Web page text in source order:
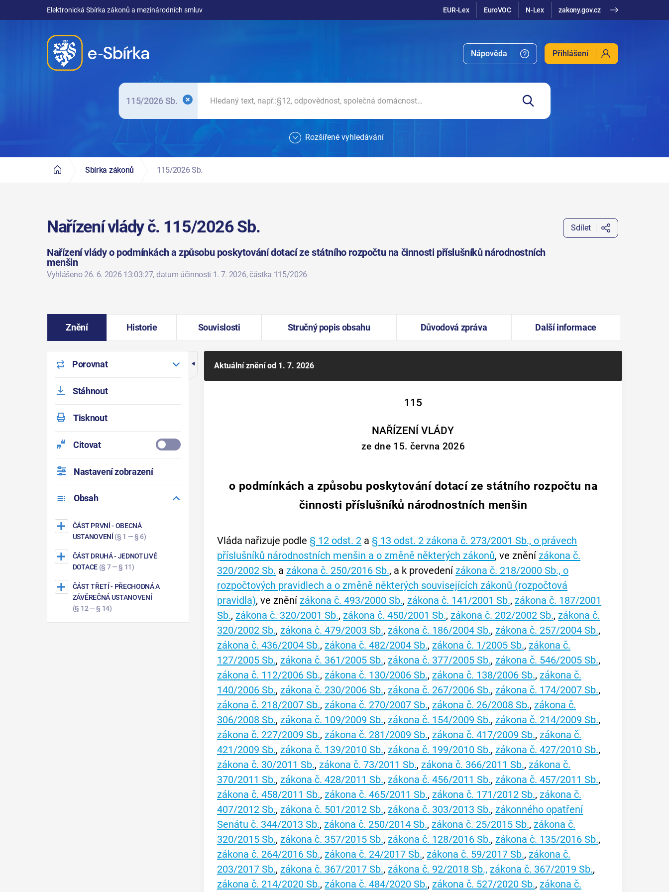
Elektronická Sbírka zákonů a mezinárodních smluv EUR-Lex EuroVOC N-Lex zakony.gov.cz
Nápověda Přihlášení
115/2026 Sb.
Rozšířené vyhledávání
Sbírka zákonů 115/2026 Sb.
Nařízení vlády č. 115/2026 Sb.
Nařízení vlády o podmínkách a způsobu poskytování dotací ze státního rozpočtu na činnosti příslušníků národnostních
menšin
Vyhlášeno 26. 6. 2026 13:03:27, datum účinnosti 1. 7. 2026, částka 115/2026
Sdílet
Znění Historie Souvislosti Stručný popis obsahu Důvodová zpráva Další informace
Porovnat
Stáhnout
Tisknout
Citovat
Nastavení zobrazení
Obsah
ČÁST PRVNÍ- OBECNÁ
USTANOVENÍ (§ 1 — § 6)
ČÁST DRUHÁ- JEDNOTLIVÉ
DOTACE(§ 7 — § 11)
ČÁST TŘETÍ- PŘECHODNÁ A
ZÁVĚREČNÁ USTANOVENÍ
(§ 12 — § 14)
Aktuální zněníod 1. 7. 2026
115
NAŘÍZENÍ VLÁDY
ze dne 15. června 2026
o podmínkách a způsobu poskytování dotací ze státního rozpočtu na
činnosti příslušníků národnostních menšin
Vláda nařizuje podle § 12 odst. 2 a § 13 odst. 2 zákona č. 273/2001 Sb., o právech
příslušníků národnostních menšin a o změně některých zákonů, ve znění zákona č.
320/2002 Sb. a zákona č. 250/2016 Sb., a k provedení zákona č. 218/2000 Sb., o
rozpočtových pravidlech a o změně některých souvisejících zákonů (rozpočtová
pravidla), ve znění zákona č. 493/2000 Sb., zákona č. 141/2001 Sb., zákona č. 187/2001
Sb., zákona č. 320/2001 Sb., zákona č. 450/2001 Sb., zákona č. 202/2002 Sb., zákona č.
320/2002 Sb., zákona č. 479/2003 Sb., zákona č. 186/2004 Sb., zákona č. 257/2004 Sb.,
zákona č. 436/2004 Sb., zákona č. 482/2004 Sb., zákona č. 1/2005 Sb., zákona č.
127/2005 Sb., zákona č. 361/2005 Sb., zákona č. 377/2005 Sb., zákona č. 546/2005 Sb.,
zákona č. 112/2006 Sb., zákona č. 130/2006 Sb., zákona č. 138/2006 Sb., zákona č.
140/2006 Sb., zákona č. 230/2006 Sb., zákona č. 267/2006 Sb., zákona č. 174/2007 Sb.,
zákona č. 218/2007 Sb., zákona č. 270/2007 Sb., zákona č. 26/2008 Sb., zákona č.
306/2008 Sb., zákona č. 109/2009 Sb., zákona č. 154/2009 Sb., zákona č. 214/2009 Sb.,
zákona č. 227/2009 Sb., zákona č. 281/2009 Sb., zákona č. 417/2009 Sb., zákona č.
421/2009 Sb., zákona č. 139/2010 Sb., zákona č. 199/2010 Sb., zákona č. 427/2010 Sb.,
zákona č. 30/2011 Sb., zákona č. 73/2011 Sb., zákona č. 366/2011 Sb., zákona č.
370/2011 Sb., zákona č. 428/2011 Sb., zákona č. 456/2011 Sb., zákona č. 457/2011 Sb.,
zákona č. 458/2011 Sb., zákona č. 465/2011 Sb., zákona č. 171/2012 Sb., zákona č.
407/2012 Sb., zákona č. 501/2012 Sb., zákona č. 303/2013 Sb., zákonného opatření
Senátu č. 344/2013 Sb., zákona č. 250/2014 Sb., zákona č. 25/2015 Sb., zákona č.
320/2015 Sb., zákona č. 357/2015 Sb., zákona č. 128/2016 Sb., zákona č. 135/2016 Sb.,
zákona č. 264/2016 Sb., zákona č. 24/2017 Sb., zákona č. 59/2017 Sb., zákona č.
203/2017 Sb., zákona č. 367/2017 Sb., zákona č. 92/2018 Sb., zákona č. 367/2019 Sb.,
zákona č. 214/2020 Sb., zákona č. 484/2020 Sb., zákona č. 527/2020 Sb., zákona č.